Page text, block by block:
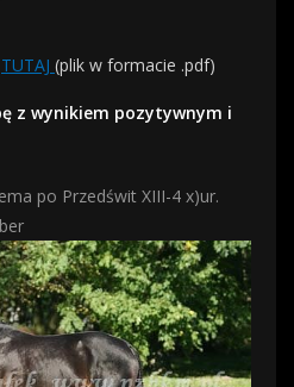
TUTAJ (plik w formacie .pdf)
z wynikiem pozytywnym i
po Przedświt XIII-4 x)ur.